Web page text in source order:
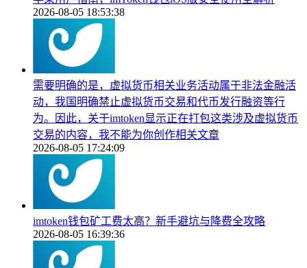
2026-08-05 18:53:38
需要明确的是，虚拟货币相关业务活动属于非法金融活
动，我国明确禁止虚拟货币交易和代币发行融资等行
为。因此，关于imtoken显示正在打包这类涉及虚拟货币
交易的内容，我不能为你创作相关文章
2026-08-05 17:24:09
imtoken钱包矿工费太高？新手避坑与降费全攻略
2026-08-05 16:39:36